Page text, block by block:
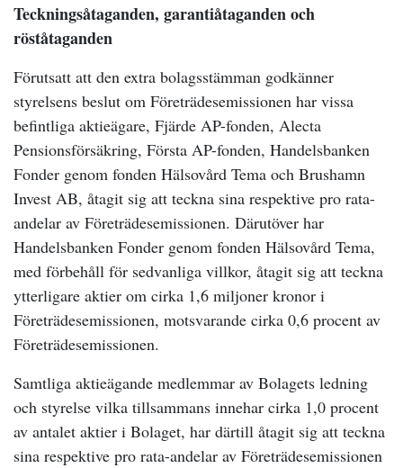
Teckningsåtaganden, garantiåtaganden och
röståtaganden
Förutsatt att den extra bolagsstämman godkänner
styrelsens beslut om Företrädesemissionen har vissa
befintliga aktieägare, Fjärde AP-fonden, Alecta
Pensionsförsäkring, Första AP-fonden, Handelsbanken
Fonder genom fonden Hälsovård Tema och Brushamn
Invest AB, åtagit sig att teckna sina respektive pro rata-
andelar av Företrädesemissionen. Därutöver har
Handelsbanken Fonder genom fonden Hälsovård Tema,
med förbehåll för sedvanliga villkor, åtagit sig att teckna
ytterligare aktier om cirka 1,6 miljoner kronor i
Företrädesemissionen, motsvarande cirka 0,6 procent av
Företrädesemissionen.
Samtliga aktieägande medlemmar av Bolagets ledning
och styrelse vilka tillsammans innehar cirka 1,0 procent
av antalet aktier i Bolaget, har därtill åtagit sig att teckna
sina respektive pro rata-andelar av Företrädesemissionen